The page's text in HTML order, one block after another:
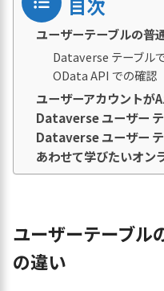
目次
ユーザーテーブルの普
Dataverse テーブル
OData API での確認
ユーザーアカウントが
Dataverse ユーザー
Dataverse ユーザー
あわせて学びたいオン
ユーザーテーブル
の違い